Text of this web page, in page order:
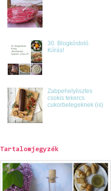
30. Blogkóstoló.
Kiírás!
Zabpehelylisztes
csokis tekercs
cukorbetegeknek (is)
Tartalomjegyzék